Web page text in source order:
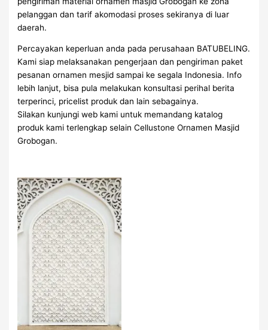
pelanggan dan tarif akomodasi proses sekiranya di luar
daerah.
Percayakan keperluan anda pada perusahaan BATUBELING.
Kami siap melaksanakan pengerjaan dan pengiriman paket
pesanan ornamen mesjid sampai ke segala Indonesia. Info
lebih lanjut, bisa pula melakukan konsultasi perihal berita
terperinci, pricelist produk dan lain sebagainya.
Silakan kunjungi web kami untuk memandang katalog
produk kami terlengkap selain Cellustone Ornamen Masjid
Grobogan.